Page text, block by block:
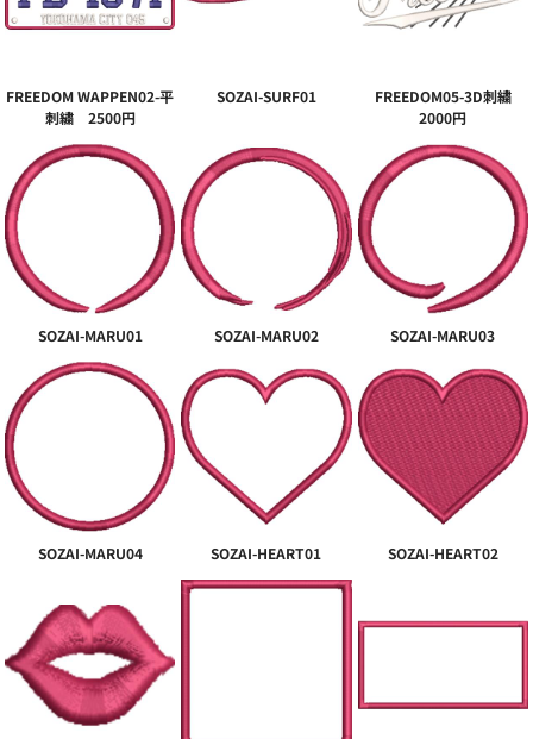
FREEDOM WAPPEN02-平
刺繍 2500円
SOZAI-SURF01
FREEDOM05-3D刺繍
2000円
SOZAI-MARU01 SOZAI-MARU02 SOZAI-MARU03
SOZAI-MARU04 SOZAI-HEART01 SOZAI-HEART02